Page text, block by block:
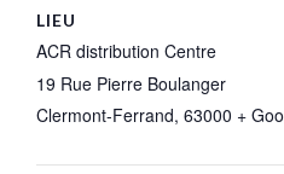
LIEU
ACR distribution Centre
19 Rue Pierre Boulanger
Clermont-Ferrand, 63000 +